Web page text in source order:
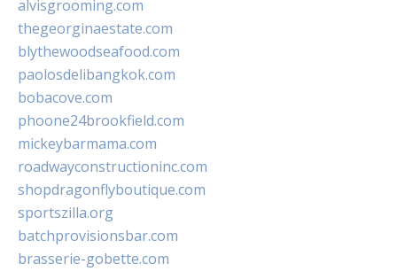
alvisgrooming.com
thegeorginaestate.com
blythewoodseafood.com
paolosdelibangkok.com
bobacove.com
phoone24brookfield.com
mickeybarmama.com
roadwayconstructioninc.com
shopdragonflyboutique.com
sportszilla.org
batchprovisionsbar.com
brasserie-gobette.com